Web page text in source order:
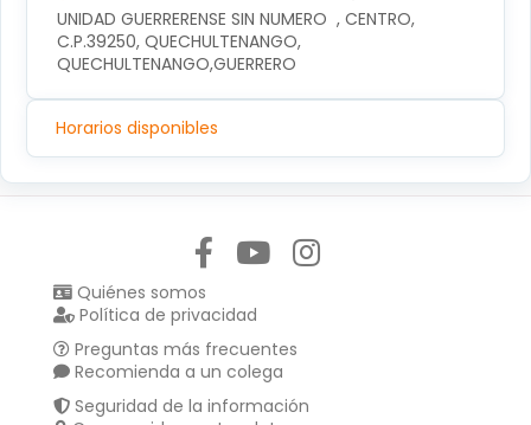
UNIDAD GUERRERENSE SIN NUMERO  , CENTRO,
C.P.39250, QUECHULTENANGO,
QUECHULTENANGO,GUERRERO
Horarios disponibles
Quiénes somos
Política de privacidad
Preguntas más frecuentes
Recomienda a un colega
Seguridad de la información